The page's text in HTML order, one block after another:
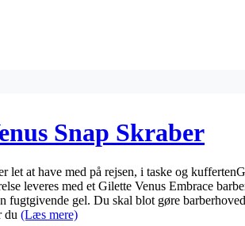
Snap Skraber
let at have med på rejsen, i taske og
leveres med et Gilette Venus Embrace
fugtgivende gel. Du skal blot gøre
du (Læs mere)